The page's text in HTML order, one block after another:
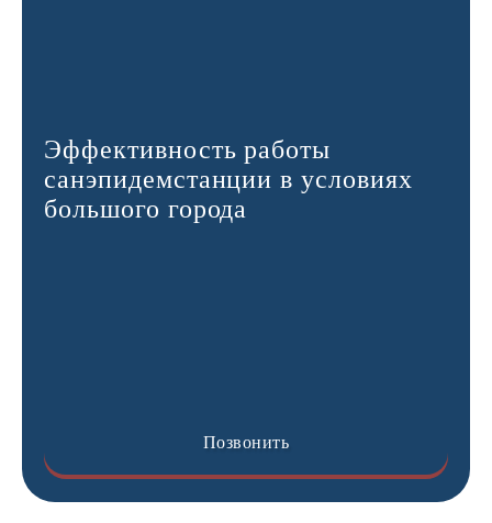
Эффективность работы
санэпидемстанции в условиях
большого города
Позвонить